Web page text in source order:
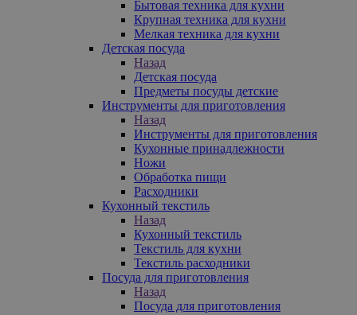
Бытовая техника для кухни
Крупная техника для кухни
Мелкая техника для кухни
Детская посуда
Назад
Детская посуда
Предметы посуды детские
Инструменты для приготовления
Назад
Инструменты для приготовления
Кухонные принадлежности
Ножи
Обработка пищи
Расходники
Кухонный текстиль
Назад
Кухонный текстиль
Текстиль для кухни
Текстиль расходники
Посуда для приготовления
Назад
Посуда для приготовления